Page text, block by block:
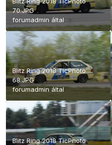
70.JPG
forumadmin által
Blitz Ring 2018 TicPhoto
68.JPG
forumadmin által
Blitz Ring 2018 TicPhoto